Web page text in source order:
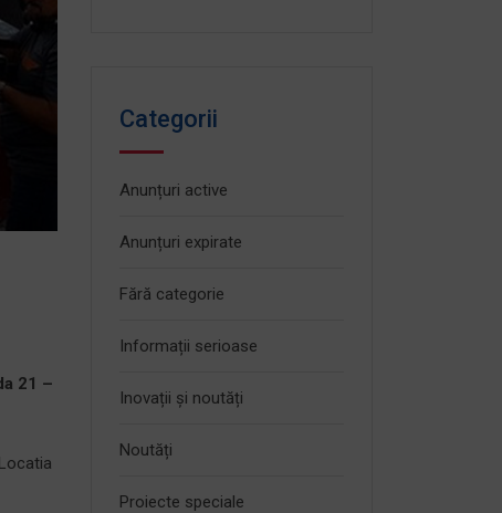
21 –
Categorii
Anunțuri active
Anunțuri expirate
Fără categorie
Informații serioase
Inovații și noutăți
Noutăți
Proiecte speciale